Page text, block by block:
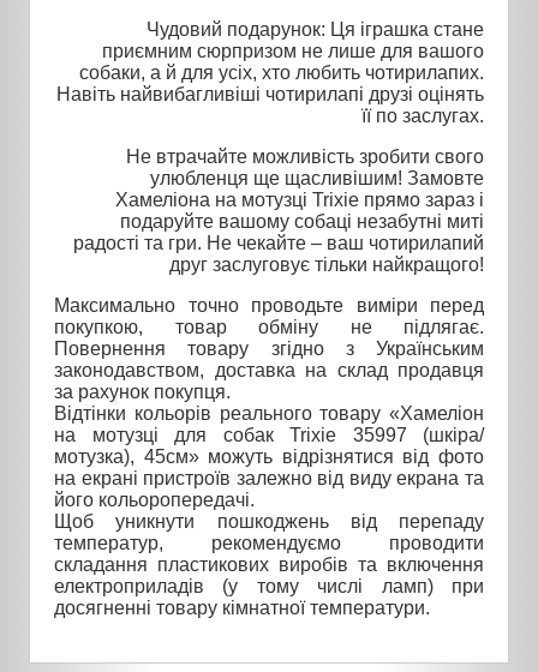
Чудовий подарунок: Ця іграшка стане
приємним сюрпризом не лише для вашого
собаки, а й для усіх, хто любить чотирилапих.
Навіть найвибагливіші чотирилапі друзі оцінять
її по заслугах.
Не втрачайте можливість зробити свого
улюбленця ще щасливішим! Замовте
Хамеліона на мотузці Trixie прямо зараз і
подаруйте вашому собаці незабутні миті
радості та гри. Не чекайте – ваш чотирилапий
друг заслуговує тільки найкращого!
Максимально точно проводьте виміри перед
покупкою, товар обміну не підлягає.
Повернення товару згідно з Українським
законодавством, доставка на склад продавця
за рахунок покупця.
Відтінки кольорів реального товару «Хамеліон
на мотузці для собак Trixie 35997 (шкіра/
мотузка), 45см» можуть відрізнятися від фото
на екрані пристроїв залежно від виду екрана та
його кольоропередачі.
Щоб уникнути пошкоджень від перепаду
температур, рекомендуємо проводити
складання пластикових виробів та включення
електроприладів (у тому числі ламп) при
досягненні товару кімнатної температури.